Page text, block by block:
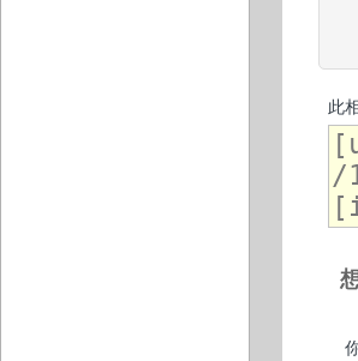
此